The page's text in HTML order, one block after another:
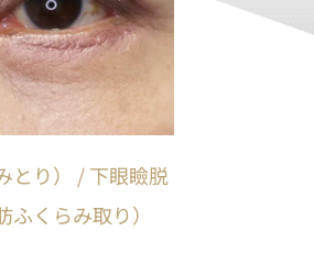
とり） / 下眼瞼脱
くらみ取り）